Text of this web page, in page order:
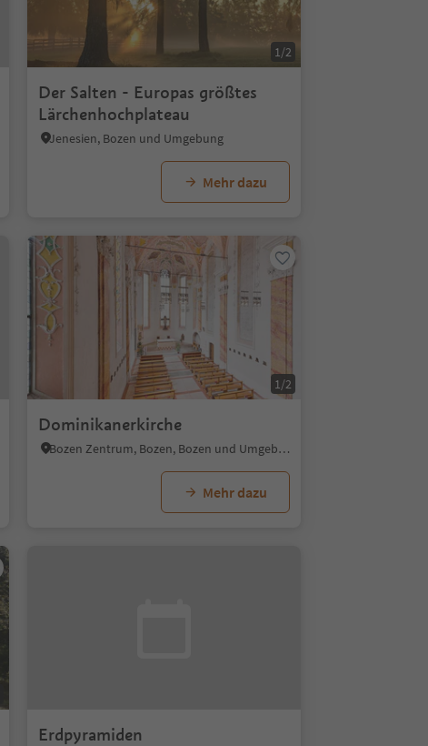
1/2
Der Salten - Europas größtes
Lärchenhochplateau
Jenesien, Bozen und Umgebung
Mehr dazu
1/2
Dominikanerkirche
Bozen Zentrum, Bozen, Bozen und Umgebung
Mehr dazu
Erdpyramiden